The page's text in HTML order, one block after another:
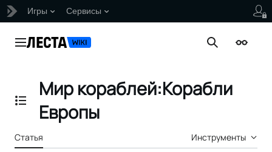
Игры Сервисы
Главное меню Поиск
Отобразить/Скрыть содержание
Мир кораблей:Корабли
Европы
Статья Инструменты